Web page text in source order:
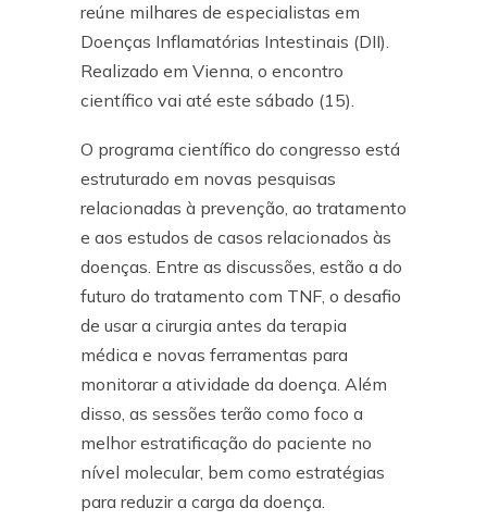
reúne milhares de especialistas em
Doenças Inflamatórias Intestinais (DII).
Realizado em Vienna, o encontro
científico vai até este sábado (15).
O programa científico do congresso está
estruturado em novas pesquisas
relacionadas à prevenção, ao tratamento
e aos estudos de casos relacionados às
doenças. Entre as discussões, estão a do
futuro do tratamento com TNF, o desafio
de usar a cirurgia antes da terapia
médica e novas ferramentas para
monitorar a atividade da doença. Além
disso, as sessões terão como foco a
melhor estratificação do paciente no
nível molecular, bem como estratégias
para reduzir a carga da doença.